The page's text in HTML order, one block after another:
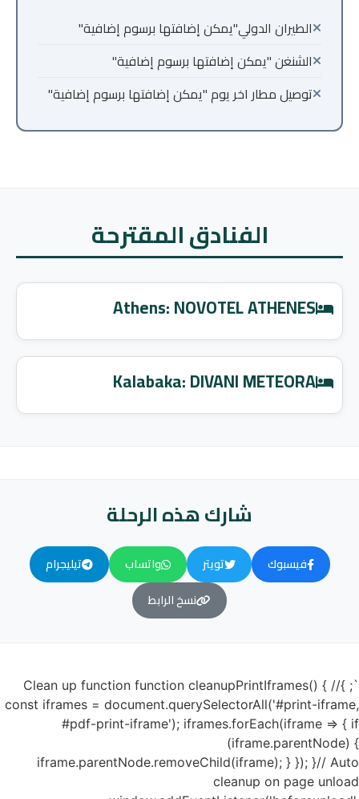
الطيران الدولي"يمكن إضافتها برسوم إضافية"
الشنغن "يمكن إضافتها برسوم إضافية"
توصيل مطار اخر يوم "يمكن إضافتها برسوم إضافية"
الفنادق المقترحة
Athens: NOVOTEL ATHENES
Kalabaka: DIVANI METEORA
شارك هذه الرحلة
فيسبوك تويتر واتساب
تيليجرام
نسخ الرابط
`; }// Clean up function function cleanupPrintIframes() {
const iframes = document.querySelectorAll('#print-iframe,
#pdf-print-iframe'); iframes.forEach(iframe => { if
(iframe.parentNode) {
iframe.parentNode.removeChild(iframe); } }); }// Auto
cleanup on page unload